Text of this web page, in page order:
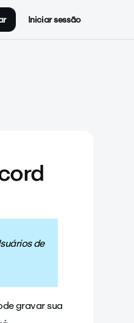
Iniciar sessão
de
gravar sua